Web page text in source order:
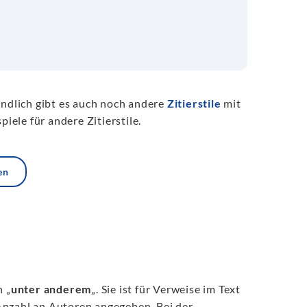
gibt es auch noch andere Zitierstile mit
für andere Zitierstile.
„unter anderem„. Sie ist für Verweise im Text